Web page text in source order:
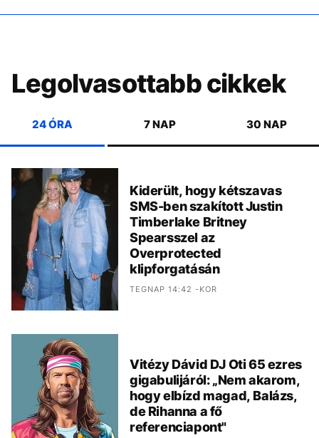
Legolvasottabb cikkek
24 ÓRA 7 NAP 30 NAP
Kiderült, hogy kétszavas
SMS-ben szakított Justin
Timberlake Britney
Spearsszel az
Overprotected
klipforgatásán
TEGNAP 14:42 -KOR
Vitézy Dávid DJ Oti 65 ezres
gigabulijáról: „Nem akarom,
hogy elbízd magad, Balázs,
de Rihanna a fő
referenciapont"